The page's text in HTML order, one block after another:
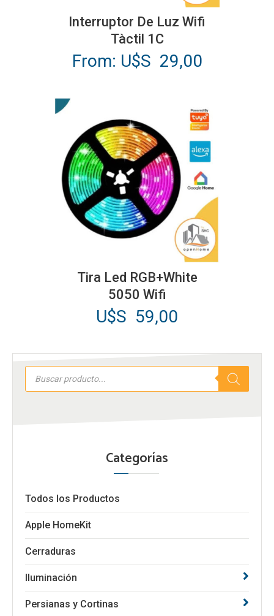
Búsqueda
productos
Categorías
Todos los Productos
Apple HomeKit
Cerraduras
Iluminación
Persianas y Cortinas
producto
tiene
variantes.
pueden
elegir
en
la
página
de
producto
Interruptor De Luz Wifi
Tàctil 1C
From: U$S 29,00
Tira Led RGB+White
5050 Wifi
U$S 59,00